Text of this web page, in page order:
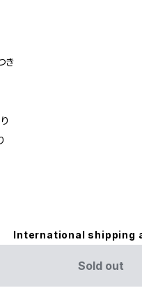
き
International shipping
Sold out